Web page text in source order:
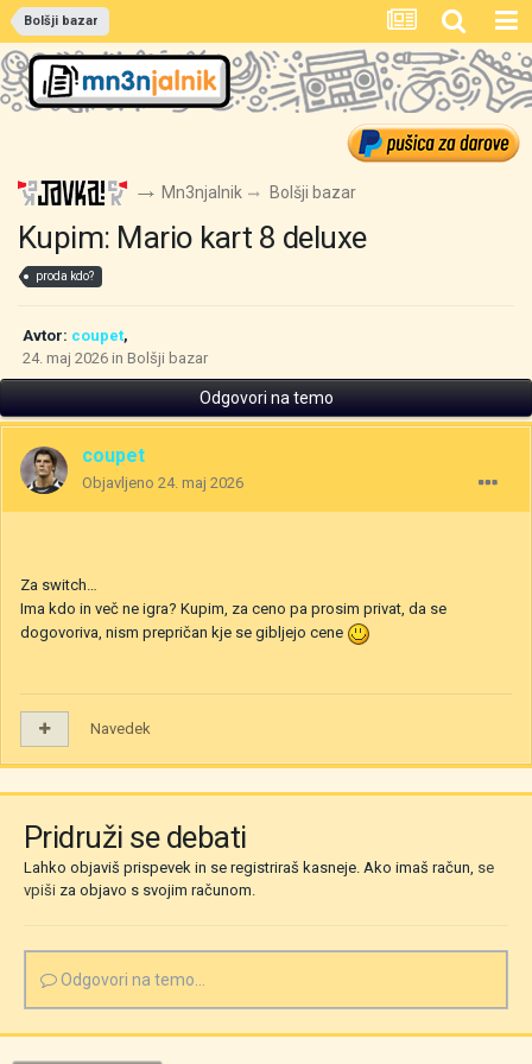
Bolšji bazar
Mn3njalnik Bolšji bazar
Kupim: Mario kart 8 deluxe
proda kdo?
Avtor: coupet,
24. maj 2026 in Bolšji bazar
Odgovori na temo
coupet
Objavljeno 24. maj 2026
Za switch…
Ima kdo in več ne igra? Kupim, za ceno pa prosim privat, da se
dogovoriva, nism prepričan kje se gibljejo cene
Navedek
Pridruži se debati
Lahko objaviš prispevek in se registriraš kasneje. Ako imaš račun, se
vpiši za objavo s svojim računom.
Odgovori na temo...